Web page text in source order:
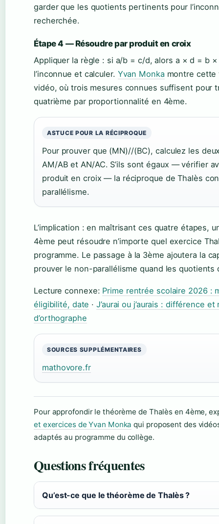
garder que les quotients pertinents pour
recherchée.
Étape 4 — Résoudre par produit en croix
Appliquer la règle : si a/b = c/d, alors a × d = b
l’inconnue et calculer. Yvan Monka montre cette
vidéo, où trois mesures connues suffisent pour
quatrième par proportionnalité en 4ème.
ASTUCE POUR LA RÉCIPROQUE
Pour prouver que (MN)//(BC), calculez les
AM/AB et AN/AC. S’ils sont égaux — vérifier
produit en croix — la réciproque de Thalès
parallélisme.
L’implication : en maîtrisant ces quatre étapes,
4ème peut résoudre n’importe quel exercice
programme. Le passage à la 3ème ajoutera la
prouver le non-parallélisme quand les quotients
Lecture connexe: Prime rentrée scolaire 2026 :
éligibilité, date ·J’aurai ou j’aurais : différence et
d’orthographe
SOURCES SUPPLÉMENTAIRES
mathovore.fr
Pour approfondir le théorème de Thalès en 4ème,
et exercices de Yvan Monka qui proposent des
adaptés au programme du collège.
Questions fréquentes
Qu’est-ce que le théorème de Thalès ?